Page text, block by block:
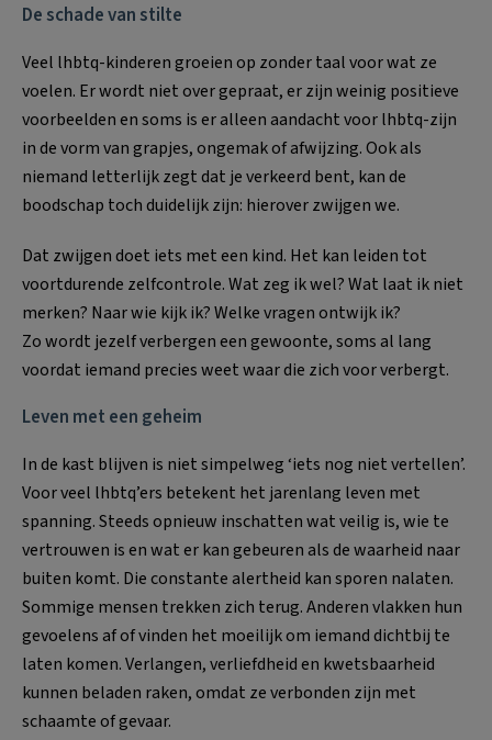
De schade van stilte
Veel lhbtq-kinderen groeien op zonder taal voor wat ze
voelen. Er wordt niet over gepraat, er zijn weinig positieve
voorbeelden en soms is er alleen aandacht voor lhbtq-zijn
in de vorm van grapjes, ongemak of afwijzing. Ook als
niemand letterlijk zegt dat je verkeerd bent, kan de
boodschap toch duidelijk zijn: hierover zwijgen we.
Dat zwijgen doet iets met een kind. Het kan leiden tot
voortdurende zelfcontrole. Wat zeg ik wel? Wat laat ik niet
merken? Naar wie kijk ik? Welke vragen ontwijk ik?
Zo wordt jezelf verbergen een gewoonte, soms al lang
voordat iemand precies weet waar die zich voor verbergt.
Leven met een geheim
In de kast blijven is niet simpelweg ‘iets nog niet vertellen’.
Voor veel lhbtq’ers betekent het jarenlang leven met
spanning. Steeds opnieuw inschatten wat veilig is, wie te
vertrouwen is en wat er kan gebeuren als de waarheid naar
buiten komt. Die constante alertheid kan sporen nalaten.
Sommige mensen trekken zich terug. Anderen vlakken hun
gevoelens af of vinden het moeilijk om iemand dichtbij te
laten komen. Verlangen, verliefdheid en kwetsbaarheid
kunnen beladen raken, omdat ze verbonden zijn met
schaamte of gevaar.